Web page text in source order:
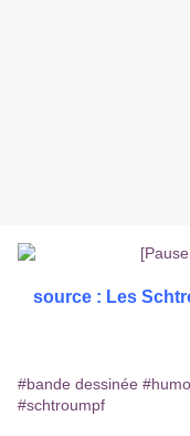
source : Les
#bande dessinée
#schtroumpf